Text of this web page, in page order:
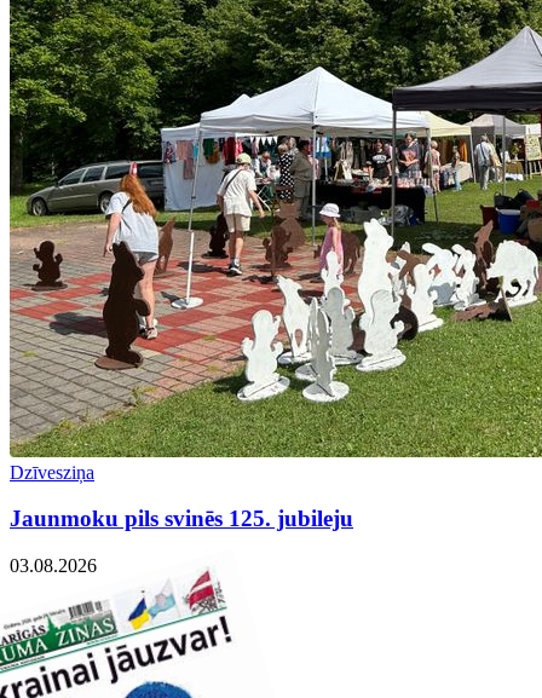
Dzīvesziņa
Jaunmoku pils svinēs 125. jubileju
03.08.2026